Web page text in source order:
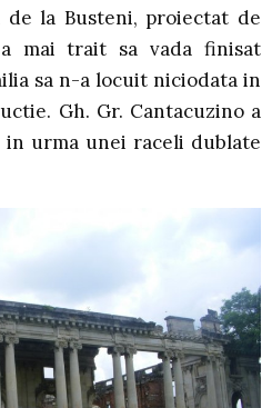
de la Busteni, proiectat de
mai trait sa vada finisat
sa n-a locuit niciodata in
Gh. Gr. Cantacuzino a
in urma unei raceli dublate